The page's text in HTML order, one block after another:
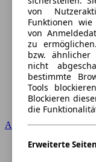
Audi
von
Funktionen
von
zu
bzw. ähnlicher
nicht
bestimmte
Tools
Blockieren
die
Erweiterte